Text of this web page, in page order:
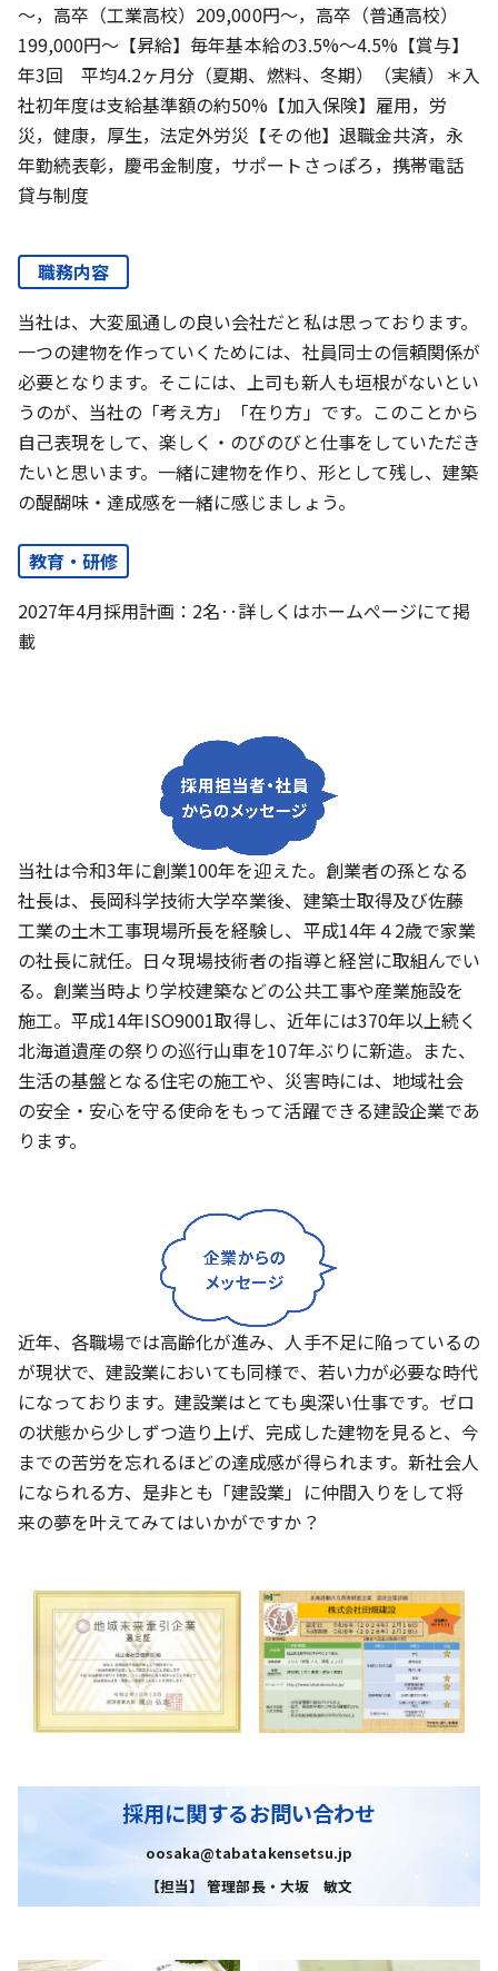
～，高卒（工業高校）209,000円～，高卒（普通高校）
199,000円～【昇給】毎年基本給の3.5%～4.5%【賞与】
年3回 平均4.2ヶ月分（夏期、燃料、冬期）（実績）＊入
社初年度は支給基準額の約50%【加入保険】雇用，労
災，健康，厚生，法定外労災【その他】退職金共済，永
年勤続表彰，慶弔金制度，サポートさっぽろ，携帯電話
貸与制度
職務内容
当社は、大変風通しの良い会社だと私は思っております。
一つの建物を作っていくためには、社員同士の信頼関係が
必要となります。そこには、上司も新人も垣根がないとい
うのが、当社の「考え方」「在り方」です。このことから
自己表現をして、楽しく・のびのびと仕事をしていただき
たいと思います。一緒に建物を作り、形として残し、建築
の醍醐味・達成感を一緒に感じましょう。
教育・研修
2027年4月採用計画：2名‥詳しくはホームぺージにて掲
載
当社は令和3年に創業100年を迎えた。創業者の孫となる
社長は、長岡科学技術大学卒業後、建築士取得及び佐藤
工業の土木工事現場所長を経験し、平成14年４2歳で家業
の社長に就任。日々現場技術者の指導と経営に取組んでい
る。創業当時より学校建築などの公共工事や産業施設を
施工。平成14年ISO9001取得し、近年には370年以上続く
北海道遺産の祭りの巡行山車を107年ぶりに新造。また、
生活の基盤となる住宅の施工や、災害時には、地域社会
の安全・安心を守る使命をもって活躍できる建設企業であ
ります。
近年、各職場では高齢化が進み、人手不足に陥っているの
が現状で、建設業においても同様で、若い力が必要な時代
になっております。建設業はとても奥深い仕事です。ゼロ
の状態から少しずつ造り上げ、完成した建物を見ると、今
までの苦労を忘れるほどの達成感が得られます。新社会人
になられる方、是非とも「建設業」に仲間入りをして将
来の夢を叶えてみてはいかがですか？
採用に関するお問い合わせ
oosaka@tabatakensetsu.jp
【担当】 管理部長・大坂 敏文